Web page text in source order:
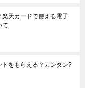
天カードで使える電子
て
をもらえる？カンタン?